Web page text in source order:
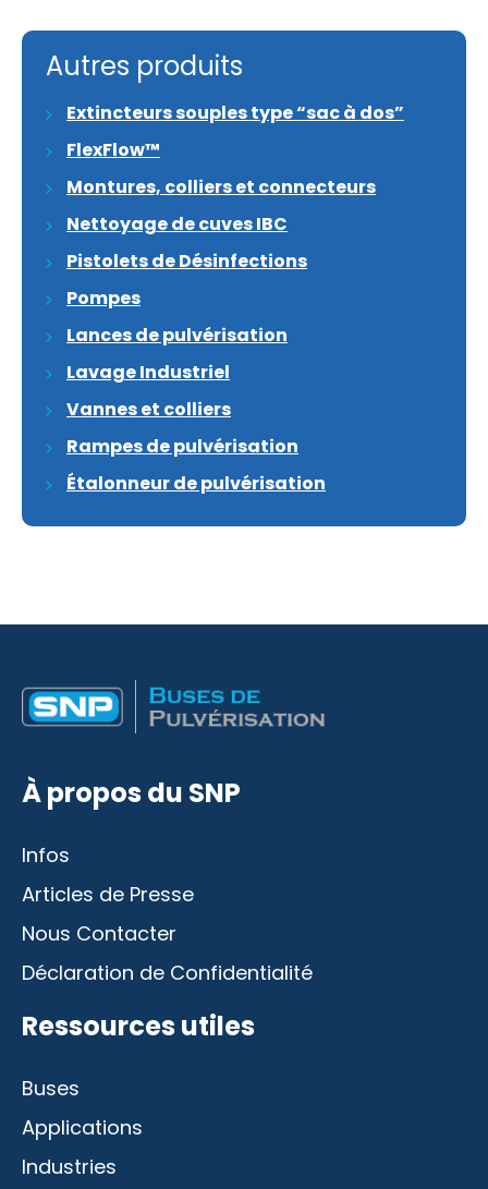
Autres produits
Extincteurs souples type “sac à dos”
FlexFlow™
Montures, colliers et connecteurs
Nettoyage de cuves IBC
Pistolets de Désinfections
Pompes
Lances de pulvérisation
Lavage Industriel
Vannes et colliers
Rampes de pulvérisation
Étalonneur de pulvérisation
À propos du SNP
Infos
Articles de Presse
Nous Contacter
Déclaration de Confidentialité
Ressources utiles
Buses
Applications
Industries